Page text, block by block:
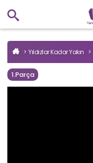
Yıldızlar Kadar Yakın
1.Parça